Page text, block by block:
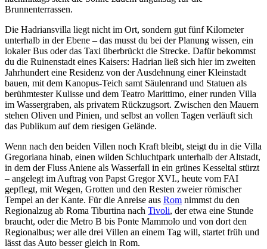
Brunnenterrassen.
Die Hadriansvilla liegt nicht im Ort, sondern gut fünf Kilometer
unterhalb in der Ebene – das musst du bei der Planung wissen, ein
lokaler Bus oder das Taxi überbrückt die Strecke. Dafür bekommst
du die Ruinenstadt eines Kaisers: Hadrian ließ sich hier im zweiten
Jahrhundert eine Residenz von der Ausdehnung einer Kleinstadt
bauen, mit dem Kanopus-Teich samt Säulenrand und Statuen als
berühmtester Kulisse und dem Teatro Marittimo, einer runden Villa
im Wassergraben, als privatem Rückzugsort. Zwischen den Mauern
stehen Oliven und Pinien, und selbst an vollen Tagen verläuft sich
das Publikum auf dem riesigen Gelände.
Wenn nach den beiden Villen noch Kraft bleibt, steigt du in die Villa
Gregoriana hinab, einen wilden Schluchtpark unterhalb der Altstadt,
in dem der Fluss Aniene als Wasserfall in ein grünes Kesseltal stürzt
– angelegt im Auftrag von Papst Gregor XVI., heute vom FAI
gepflegt, mit Wegen, Grotten und den Resten zweier römischer
Tempel an der Kante. Für die Anreise aus Rom nimmst du den
Regionalzug ab Roma Tiburtina nach Tivoli, der etwa eine Stunde
braucht, oder die Metro B bis Ponte Mammolo und von dort den
Regionalbus; wer alle drei Villen an einem Tag will, startet früh und
lässt das Auto besser gleich in Rom.